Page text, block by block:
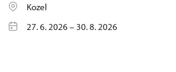
Kozel
27. 6. 2026 – 30. 8. 2026